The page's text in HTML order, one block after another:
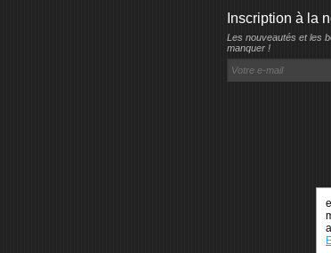
Inscription à la
Les nouveautés et les
manquer !